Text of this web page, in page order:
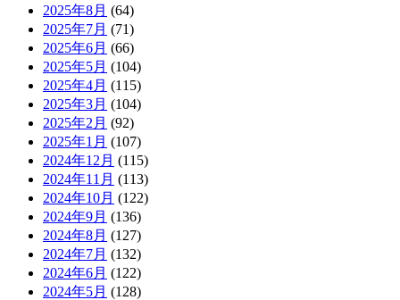
2025年8月 (64)
2025年7月 (71)
2025年6月 (66)
2025年5月 (104)
2025年4月 (115)
2025年3月 (104)
2025年2月 (92)
2025年1月 (107)
2024年12月 (115)
2024年11月 (113)
2024年10月 (122)
2024年9月 (136)
2024年8月 (127)
2024年7月 (132)
2024年6月 (122)
2024年5月 (128)